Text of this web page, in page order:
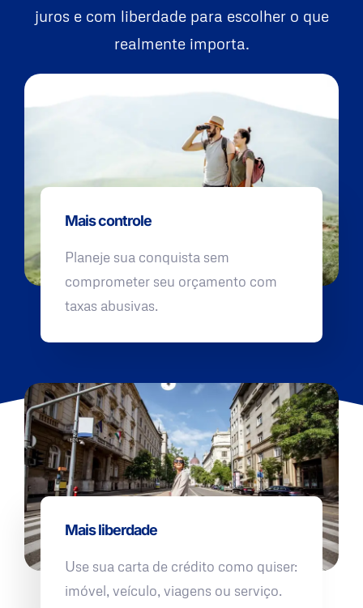
juros e com liberdade para escolher o que
realmente importa.
Mais controle
Planeje sua conquista sem
comprometer seu orçamento com
taxas abusivas.
Mais liberdade
Use sua carta de crédito como quiser:
imóvel, veículo, viagens ou serviço.